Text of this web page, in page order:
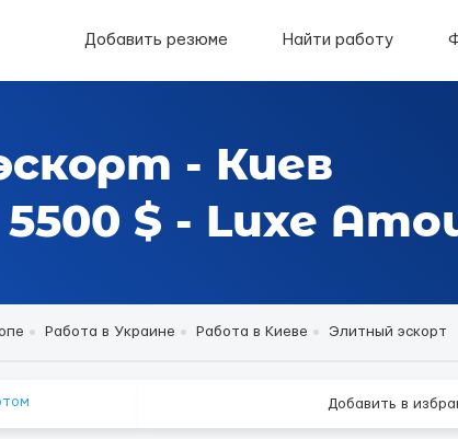
Добавить резюме Найти работу
- Киев
$ - Luxe
Работа в Украине Работа в Киеве Элитный эскорт
Добавить в